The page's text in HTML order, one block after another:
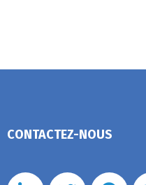
CONTACTEZ-NOUS